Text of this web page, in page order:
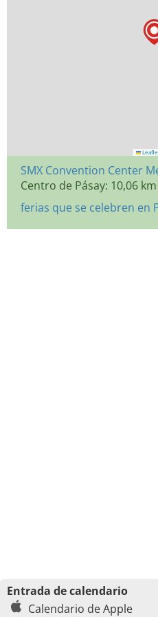
SMX Convention Center
Centro de Pásay: 10,06
ferias que se celebren en
Entrada de calendario
Calendario de Apple